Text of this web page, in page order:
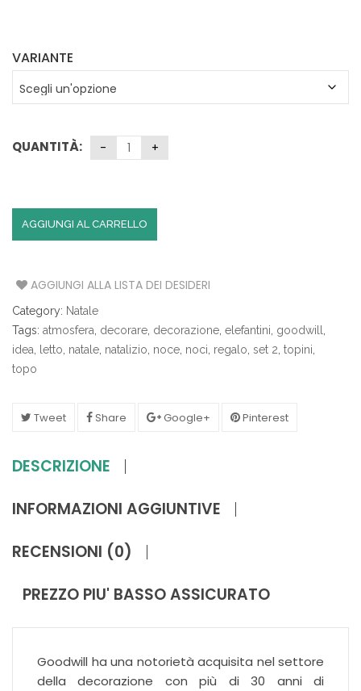
VARIANTE
QUANTITÀ:
AGGIUNGI AL CARRELLO
AGGIUNGI ALLA LISTA DEI DESIDERI
Category: Natale
Tags: atmosfera decorare decorazione elefantini goodwill
idea
letto natale natalizio noce noci regalo set 2 topini
topo
Tweet Share Google+ Pinterest
DESCRIZIONE
INFORMAZIONI AGGIUNTIVE
RECENSIONI (0)
PREZZO PIU' BASSO ASSICURATO
Goodwill ha una notorietà acquisita nel settore
della decorazione con più di 30 anni di